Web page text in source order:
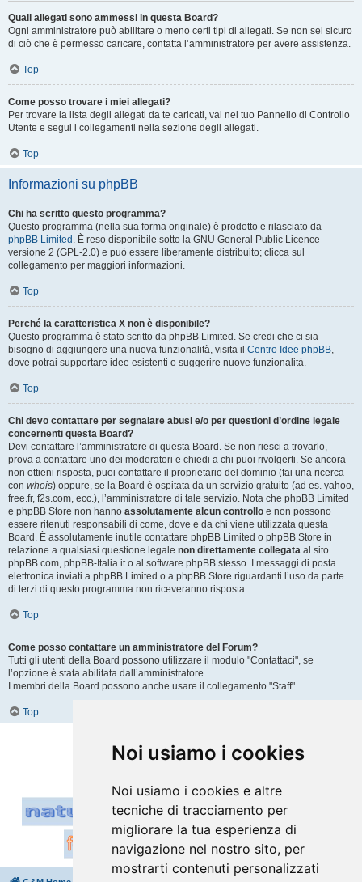
Noi usiamo i cookies
Noi usiamo i cookies e altre
tecniche di tracciamento per
migliorare la tua esperienza di
navigazione nel nostro sito, per
mostrarti contenuti personalizzati
Quali allegati sono ammessi in questa Board?
Ogni amministratore può abilitare o meno certi tipi di allegati. Se non sei sicuro
di ciò che è permesso caricare, contatta l’amministratore per avere assistenza.
Top
Come posso trovare i miei allegati?
Per trovare la lista degli allegati da te caricati, vai nel tuo Pannello di Controllo
Utente e segui i collegamenti nella sezione degli allegati.
Top
Informazioni su phpBB
Chi ha scritto questo programma?
Questo programma (nella sua forma originale) è prodotto e rilasciato da
phpBB Limited . È reso disponibile sotto la GNU General Public Licence
versione 2 (GPL-2.0) e può essere liberamente distribuito; clicca sul
collegamento per maggiori informazioni.
Top
Perché la caratteristica X non è disponibile?
Questo programma è stato scritto da phpBB Limited. Se credi che ci sia
bisogno di aggiungere una nuova funzionalità, visita il Centro Idee phpBB,
dove potrai supportare idee esistenti o suggerire nuove funzionalità.
Top
Chi devo contattare per segnalare abusi e/o per questioni d’ordine legale
concernenti questa Board?
Devi contattare l’amministratore di questa Board. Se non riesci a trovarlo,
prova a contattare uno dei moderatori e chiedi a chi puoi rivolgerti. Se ancora
non ottieni risposta, puoi contattare il proprietario del dominio (fai una ricerca
con whois) oppure, se la Board è ospitata da un servizio gratuito (ad es. yahoo,
free.fr, f2s.com, ecc.), l’amministratore di tale servizio. Nota che phpBB Limited
e phpBB Store non hanno assolutamente alcun controllo e non possono
essere ritenuti responsabili di come, dove e da chi viene utilizzata questa
Board. È assolutamente inutile contattare phpBB Limited o phpBB Store in
relazione a qualsiasi questione legale non direttamente collegata al sito
phpBB.com, phpBB-Italia.it o al software phpBB stesso. I messaggi di posta
elettronica inviati a phpBB Limited o a phpBB Store riguardanti l’uso da parte
di terzi di questo programma non riceveranno risposta.
Top
Come posso contattare un amministratore del Forum?
Tutti gli utenti della Board possono utilizzare il modulo "Contattaci", se
l’opzione è stata abilitata dall’amministratore.
I membri della Board possono anche usare il collegamento "Staff".
Top